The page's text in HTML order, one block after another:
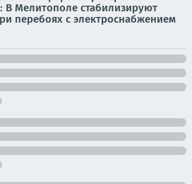
В Мелитополе стабилизируют
перебоях с электроснабжением